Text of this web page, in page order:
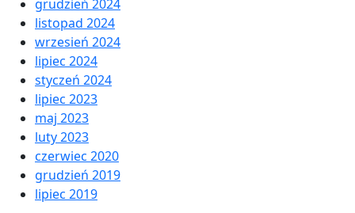
grudzień 2024
listopad 2024
wrzesień 2024
lipiec 2024
styczeń 2024
lipiec 2023
maj 2023
luty 2023
czerwiec 2020
grudzień 2019
lipiec 2019